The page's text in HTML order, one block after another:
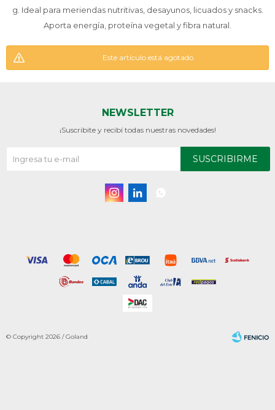
g. Ideal para meriendas nutritivas, desayunos, licuados y snacks.
Aporta energía, proteína vegetal y fibra natural.
Este artículo está agotado.
NEWSLETTER
¡Suscribite y recibí todas nuestras novedades!
SUSCRIBIRME
 
© Copyright 2026 / Goland